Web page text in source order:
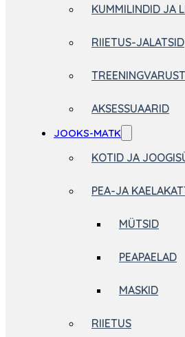
KUMMILINDID JA
RIIETUS-JALATSID
AKSESSUAARID
JOOKS-MATK
KOTID JA
PEA-JA
MÜTSID
PEAPAELAD
MASKID
RIIETUS